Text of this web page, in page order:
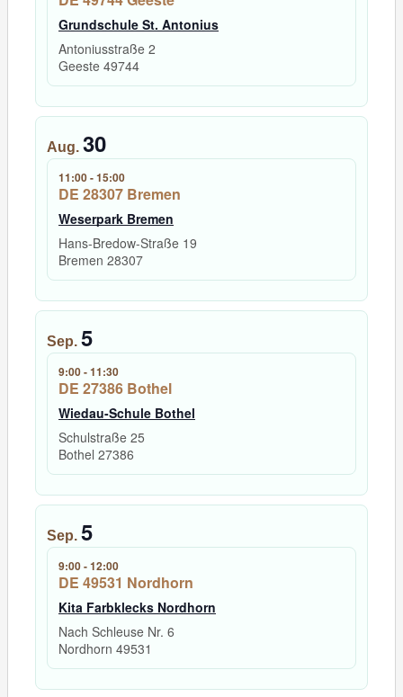
Grundschule St. Antonius
Antoniusstraße 2
Geeste 49744
Aug. 30
11:00-15:00
DE 28307 Bremen
Weserpark Bremen
Hans-Bredow-Straße 19
Bremen 28307
Sep. 5
9:00-11:30
DE 27386 Bothel
Wiedau-Schule Bothel
Schulstraße 25
Bothel 27386
Sep. 5
9:00-12:00
DE 49531 Nordhorn
Kita Farbklecks Nordhorn
Nach Schleuse Nr. 6
Nordhorn 49531